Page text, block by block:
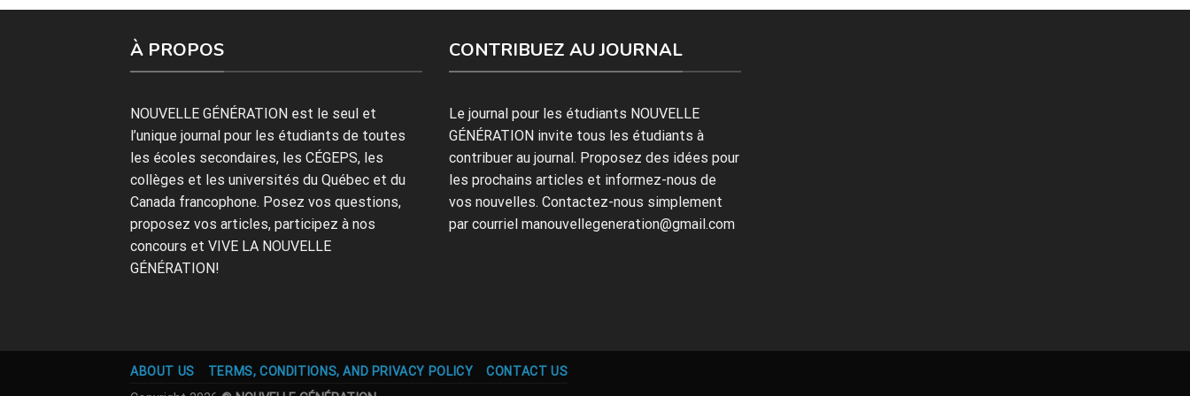
À PROPOS
NOUVELLE GÉNÉRATION est le seul et
l’unique journal pour les étudiants de toutes
les écoles secondaires, les CÉGEPS, les
collèges et les universités du Québec et du
Canada francophone. Posez vos questions,
proposez vos articles, participez à nos
concours et VIVE LA NOUVELLE
GÉNÉRATION!
CONTRIBUEZ AU JOURNAL
Le journal pour les étudiants NOUVELLE
GÉNÉRATION invite tous les étudiants à
contribuer au journal. Proposez des idées pour
les prochains articles et informez-nous de
vos nouvelles. Contactez-nous simplement
par courriel manouvellegeneration@gmail.com
ABOUT US TERMS, CONDITIONS, AND PRIVACY POLICY CONTACT US